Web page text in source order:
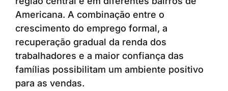
Americana. A combinação entre o
crescimento do emprego formal, a
recuperação gradual da renda dos
trabalhadores e a maior confiança das
famílias possibilitam um ambiente positivo
para as vendas.